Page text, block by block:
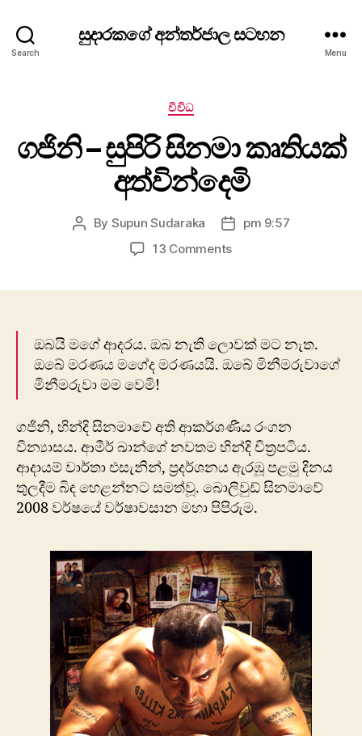
Search
සුදාරකගේ අන්තර්ජාල සටහන
Menu
Categories
විවිධ
ගජිනි – සුපිරි සිනමා කෘතියක්
අත්වින්දෙමි
Post
By Supun Sudaraka
Postpm 9:57
13 Commentson
කෘතියක්
අත්වින්දෙමි
ඔබයි මගේ ආදරය. ඔබ නැති ලොවක් මට නැත.
ඔබේ මරණය මගේද මරණයයි. ඔබේ මිනීමරුවාගේ
මිනීමරුවා මම වෙමි!
ගජිනි, හින්දි සිනමාවේ අති ආකර්ශණීය රංගන
වින්‍යාසය. ආමීර් ඛාන්ගේ නවතම හින්දි චිත්‍රපටිය.
ආදායම් වාර්තා එසැනින්, ප්‍රදර්ශනය ඇරඹූ පළමු දිනය
තුලදීම බිඳ හෙළන්නට සමත්වූ. බොලිවුඩ් සිනමාවේ
2008 වර්ෂයේ වර්ෂාවසාන මහා පිපිරුම.